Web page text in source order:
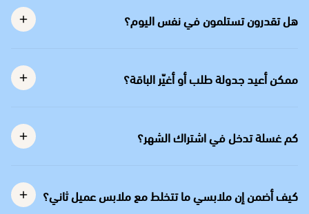
هل تقدرون تستلمون في نفس اليوم؟
ممكن أعيد جدولة طلب أو أغيّر الباقة؟
كم غسلة تدخل في اشتراك الشهر؟
كيف أضمن إن ملابسي ما تتخلط مع ملابس عميل ثاني؟